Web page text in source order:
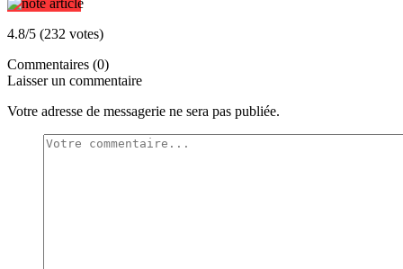
4.8/5 (232 votes)
Commentaires (0)
Laisser un commentaire
Votre adresse de messagerie ne sera pas publiée.